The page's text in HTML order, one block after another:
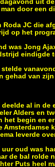
uit
door een
JC die
op het
was Jong
eindigde
stelde
gehad van
al in
Alders en
begin en
leverde
oud was
de bal rolde
Puts heel